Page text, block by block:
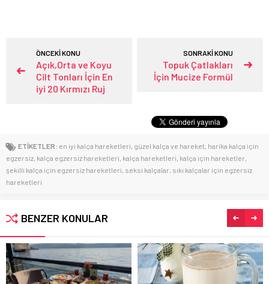
ÖNCEKİ KONU
Açık,Orta ve Koyu
Cilt Tonları İçin En
iyi 20 Kırmızı Ruj
SONRAKİ KONU
Topuk Çatlakları
İçin Mucize Formül
ETİKETLER: en iyi kalça hareketleri, güzel kalça ve hareket, harika kalça için
egzersiz, kalça egzersiz hareketleri, kalça hareketleri, kalça için hareketler,
şekilli kalça için egzersiz hareketleri, seksi kalçalar, sıkı kalçalar için egzersiz
hareketleri
BENZER KONULAR